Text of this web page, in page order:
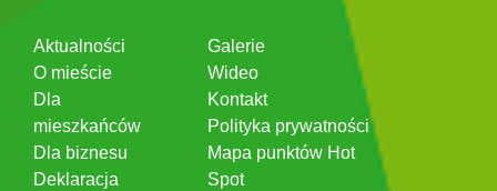
Aktualności
O mieście
Dla
mieszkańców
Dla biznesu
Deklaracja
Galerie
Wideo
Kontakt
Polityka prywatności
Mapa punktów Hot
Spot